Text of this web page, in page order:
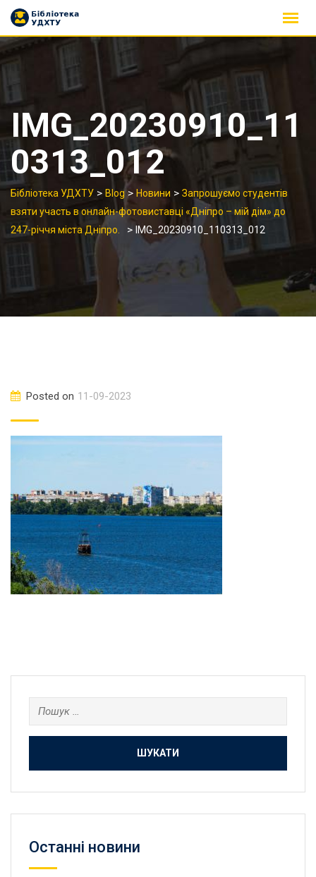
Skip
content
IMG_20230910_11
0313_012
Бібліотека УДХТУ > Blog > Новини > Запрошуємо студентів
взяти участь в онлайн-фотовиставці «Дніпро – мій дім» до
247-річчя міста Дніпро.
> IMG_20230910_110313_012
Posted on 11-09-2023
Пошук:
Останнi новини